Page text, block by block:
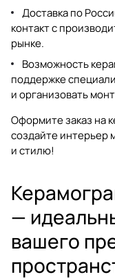
Доставка по
контакт с
рынке.
Возможность
поддержке
и организовать
Оформите заказ на
создайте интерьер
и стилю!
—
вашего